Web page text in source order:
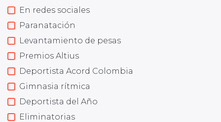
En redes sociales
Paranatación
Levantamiento de pesas
Premios Altius
Deportista Acord Colombia
Gimnasia rítmica
Deportista del Año
Eliminatorias